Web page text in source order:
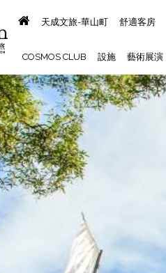
天成文旅-華山町 舒適客房
COSMOS CLUB 設施 藝術展演